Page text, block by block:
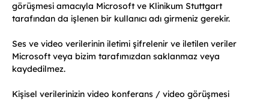
görüşmesi amacıyla Microsoft ve Klinikum Stuttgart
tarafından da işlenen bir kullanıcı adı girmeniz gerekir.
Ses ve video verilerinin iletimi şifrelenir ve iletilen veriler
Microsoft veya bizim tarafımızdan saklanmaz veya
kaydedilmez.
Kişisel verilerinizin video konferans / video görüşmesi